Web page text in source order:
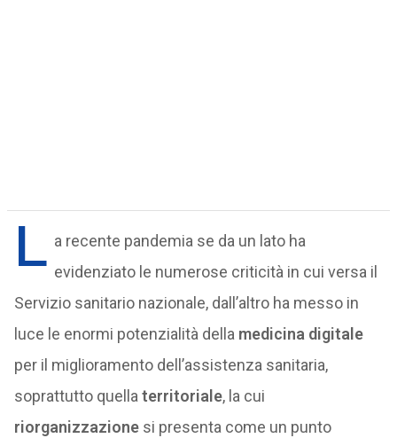
L a recente pandemia se da un lato ha
evidenziato le numerose criticità in cui versa il
Servizio sanitario nazionale, dall’altro ha messo in
luce le enormi potenzialità della medicina digitale
per il miglioramento dell’assistenza sanitaria,
soprattutto quella territoriale, la cui
riorganizzazionesi presenta come un punto